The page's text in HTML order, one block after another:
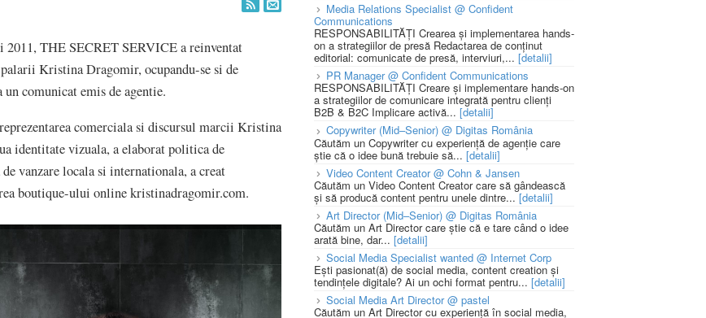
THE SECRET SERVICE a reinventat
Kristina Dragomir, ocupandu-se si de
comunicat emis de agentie.
comerciala si discursul marcii Kristina
identitate vizuala, a elaborat politica de
vanzare locala si internationala, a creat
boutique-ului online kristinadragomir.com.
Media Relations Specialist @ Confident
Communications
RESPONSABILITĂȚI Crearea și implementarea hands-
on a strategiilor de presă Redactarea de conținut
editorial: comunicate de presă, interviuri,... [detalii]
PR Manager @ Confident Communications
RESPONSABILITĂȚI Creare și implementare hands-on
a strategiilor de comunicare integrată pentru clienți
B2B & B2C Implicare activă... [detalii]
Copywriter (Mid–Senior) @ Digitas România
Căutăm un Copywriter cu experiență de agenție care
știe că o idee bună trebuie să... [detalii]
Video Content Creator @ Cohn & Jansen
Căutăm un Video Content Creator care să gândească
și să producă content pentru unele dintre...[detalii]
Art Director (Mid–Senior) @ Digitas România
Căutăm un Art Director care știe că e tare când o idee
arată bine, dar... [detalii]
Social Media Specialist wanted @ Internet Corp
Ești pasionat(ă) de social media, content creation și
tendințele digitale? Ai un ochi format pentru... [detalii]
Social Media Art Director @ pastel
Căutăm un Art Director cu experiență în social media,